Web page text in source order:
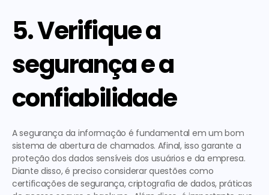
5. Verifique a
segurança e a
confiabilidade
A segurança da informação é fundamental em um bom
sistema de abertura de chamados. Afinal, isso garante a
proteção dos dados sensíveis dos usuários e da empresa.
Diante disso, é preciso considerar questões como
certificações de segurança, criptografia de dados, práticas